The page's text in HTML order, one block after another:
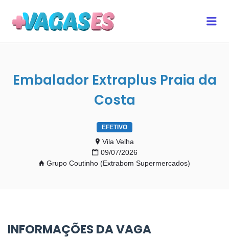
Embalador Extraplus Praia da
Costa
EFETIVO
Vila Velha
09/07/2026
Grupo Coutinho (Extrabom Supermercados)
INFORMAÇÕES DA VAGA